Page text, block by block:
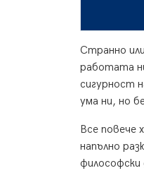
Странно
работата
сигурност
ума ни, но
Все повече
напълно
философски